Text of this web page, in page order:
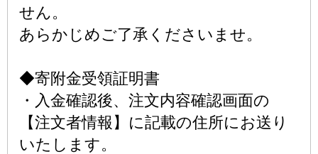
せん。
あらかじめご了承くださいませ。
◆寄附金受領証明書
・入金確認後、注文内容確認画面の
【注文者情報】に記載の住所にお送り
いたします。